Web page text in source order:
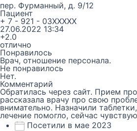
пер. Фурманный, д. 9/12
Пациент
+ 7 - 921 - 03XXXXX
27.06.2022 13:34
+2.0
отлично
Понравилось
Врач, отношение персонала.
Не понравилось
Нет.
Комментарий
Обратилась через сайт. Прием
рассказала врачу про свою
внимательно. Назначили
лечение помогло, сейчас
Посетили в мае 2023